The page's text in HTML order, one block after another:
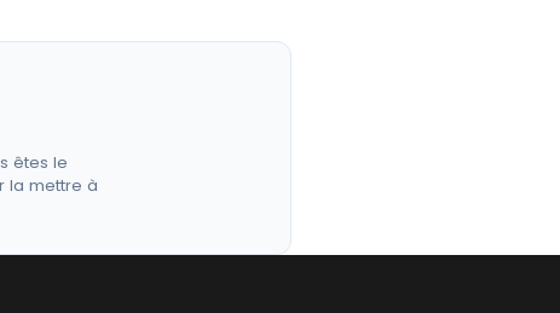
êtes le
la mettre à